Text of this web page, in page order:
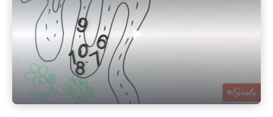
Play Video